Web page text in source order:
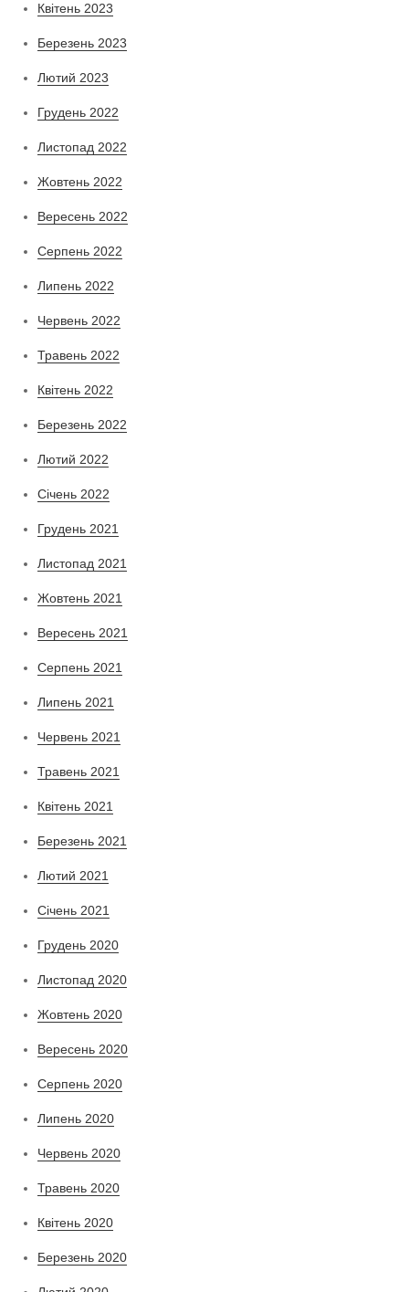
Квітень 2023
Березень 2023
Лютий 2023
Грудень 2022
Листопад 2022
Жовтень 2022
Вересень 2022
Серпень 2022
Липень 2022
Червень 2022
Травень 2022
Квітень 2022
Березень 2022
Лютий 2022
Січень 2022
Грудень 2021
Листопад 2021
Жовтень 2021
Вересень 2021
Серпень 2021
Липень 2021
Червень 2021
Травень 2021
Квітень 2021
Березень 2021
Лютий 2021
Січень 2021
Грудень 2020
Листопад 2020
Жовтень 2020
Вересень 2020
Серпень 2020
Липень 2020
Червень 2020
Травень 2020
Квітень 2020
Березень 2020